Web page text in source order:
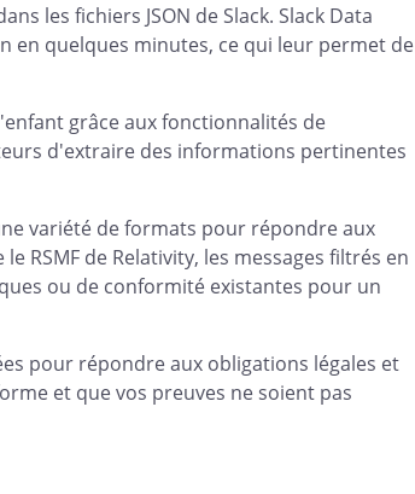
les fichiers JSON de Slack. Slack Data
en quelques minutes, ce qui leur permet de
grâce aux fonctionnalités de
d'extraire des informations pertinentes
variété de formats pour répondre aux
RSMF de Relativity, les messages filtrés en
ou de conformité existantes pour un
pour répondre aux obligations légales et
et que vos preuves ne soient pas